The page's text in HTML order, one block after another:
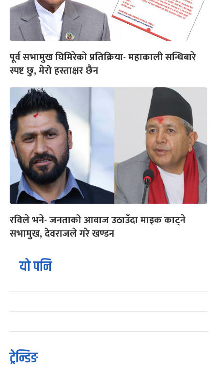
पूर्व सभामुख घिमिरेको प्रतिक्रिया- महाकाली सन्धिबारे
स्पष्ट छु, मेरो हस्ताक्षर छैन
रविले भने- जनताको आवाज उठाउँदा माइक काट्ने
सभामुख, देवराजले गरे खण्डन
यो पनि
ट्रेन्डिङ